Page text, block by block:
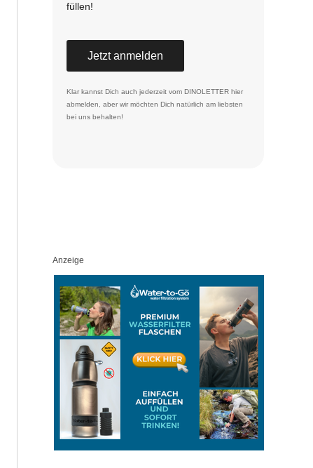
füllen!
Jetzt anmelden
Klar kannst Dich auch jederzeit vom DINOLETTER hier
abmelden , aber wir möchten Dich natürlich am liebsten
bei uns behalten!
Anzeige